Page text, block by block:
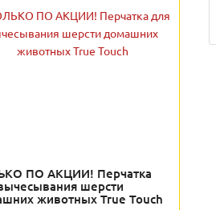
ПО АКЦИИ! Перчатка
шерсти
животных True Touch